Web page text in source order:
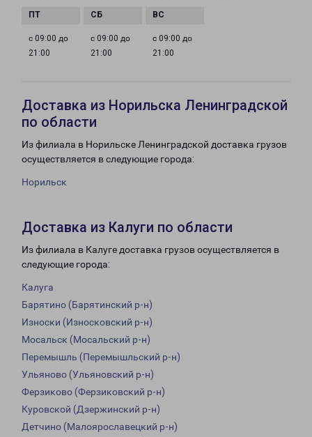
с 09:00 до
21:00
с 09:00 до
21:00
с 09:00 до
21:00
Доставка из Норильска Ленинградской
по области
Из филиала в Норильске Ленинградской доставка грузов
осуществляется в следующие города:
Норильск
Доставка из Калуги по области
Из филиала в Калуге доставка грузов осуществляется в
следующие города:
Калуга
Барятино (Барятинский р-н)
Износки (Износковский р-н)
Мосальск (Мосальский р-н)
Перемышль (Перемышльский р-н)
Ульяново (Ульяновский р-н)
Ферзиково (Ферзиковский р-н)
Куровской (Дзержинский р-н)
Детчино (Малоярославецкий р-н)